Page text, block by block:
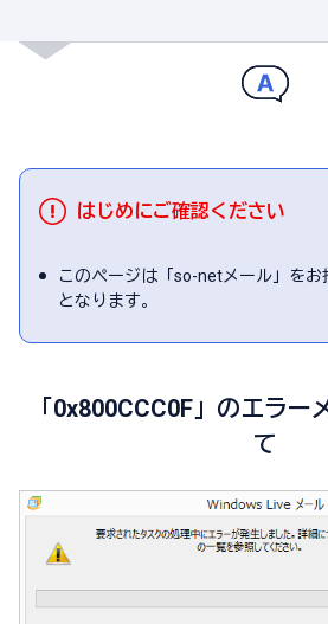
はじめにご確認ください
このページは「so-netメール」をお
となります。
「0x800CCC0F」のエラー
て